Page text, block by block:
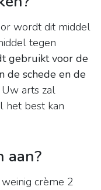
wordt dit middel
tegen
gebruikt voor de
de schede en de
Uw arts zal
het best kan
aan?
crème 2